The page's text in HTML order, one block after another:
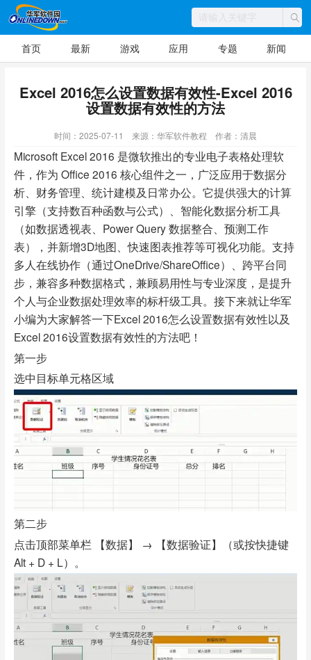
首页 最新 游戏 应用 专题 新闻
Excel 2016怎么设置数据有效性-Excel 2016
设置数据有效性的方法
时间：2025-07-11 来源：华军软件教程 作者：清晨
Microsoft Excel 2016 是微软推出的专业电子表格处理软
件，作为 Office 2016 核心组件之一，广泛应用于数据分
析、财务管理、统计建模及日常办公。它提供强大的计算
引擎（支持数百种函数与公式）、智能化数据分析工具
（如数据透视表、Power Query 数据整合、预测工作
表），并新增3D地图、快速图表推荐等可视化功能。支持
多人在线协作（通过OneDrive/ShareOffice）、跨平台同
步，兼容多种数据格式，兼顾易用性与专业深度，是提升
个人与企业数据处理效率的标杆级工具。接下来就让华军
小编为大家解答一下Excel 2016怎么设置数据有效性以及
Excel 2016设置数据有效性的方法吧！
第一步
选中目标单元格区域
第二步
点击顶部菜单栏 【数据】 → 【数据验证】（或按快捷键
Alt + D + L）。